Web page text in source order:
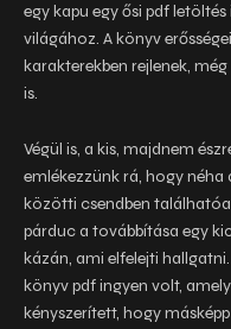
egy kapu egy ősi pdf
világához. A könyv
karakterekben rejlenek,
is.
Végül is, a kis, majdnem
emlékezzünk rá, hogy
közötti csendben
párduc a továbbítása egy
kázán, ami elfelejti
könyv pdf ingyen volt,
kényszerített, hogy